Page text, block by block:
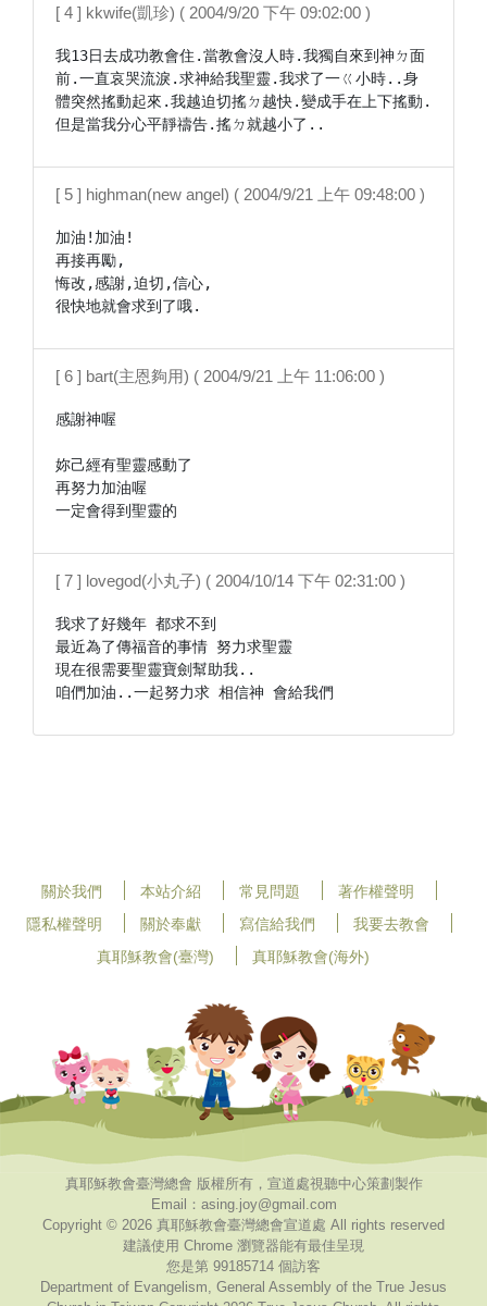
[ 4 ] kkwife(凱珍) ( 2004/9/20 下午 09:02:00 )
我13日去成功教會住.當教會沒人時.我獨自來到神ㄉ面
前.一直哀哭流淚.求神給我聖靈.我求了一ㄍ小時..身
體突然搖動起來.我越迫切搖ㄉ越快.變成手在上下搖動.
但是當我分心平靜禱告.搖ㄉ就越小了..
[ 5 ] highman(new angel) ( 2004/9/21 上午 09:48:00 )
加油!加油!
再接再勵,
悔改,感謝,迫切,信心,
很快地就會求到了哦.
[ 6 ] bart(主恩夠用) ( 2004/9/21 上午 11:06:00 )
感謝神喔
妳己經有聖靈感動了
再努力加油喔
一定會得到聖靈的
[ 7 ] lovegod(小丸子) ( 2004/10/14 下午 02:31:00 )
我求了好幾年 都求不到
最近為了傳福音的事情 努力求聖靈
現在很需要聖靈寶劍幫助我..
關於我們 本站介紹 常見問題
著作權聲明
隱私權聲明
關於奉獻 寫信給我們
我要去教會
真耶穌教會(臺灣)
真耶穌教會(海外)
真耶穌教會臺灣總會 版權所有，宣道處視聽中心策劃製作
Email：asing.joy@gmail.com
Copyright © 2026 真耶穌教會臺灣總會宣道處 All rights reserved
建議使用 Chrome 瀏覽器能有最佳呈現
您是第 99185714 個訪客
Department of Evangelism, General Assembly of the True Jesus